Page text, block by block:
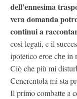
dell’ennesima
vera domanda
continui a
così legati, e il
ipotetico eroe che in
Ciò che più mi
Cenerentola mi sta
Il primo combatte a